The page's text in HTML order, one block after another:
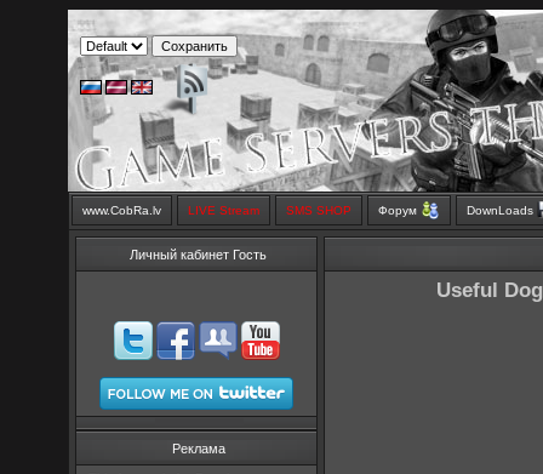
www.CobRa.lv LIVE Stream SMS SHOP Форум DownLoads
Личный кабинет Гость
Реклама
Useful